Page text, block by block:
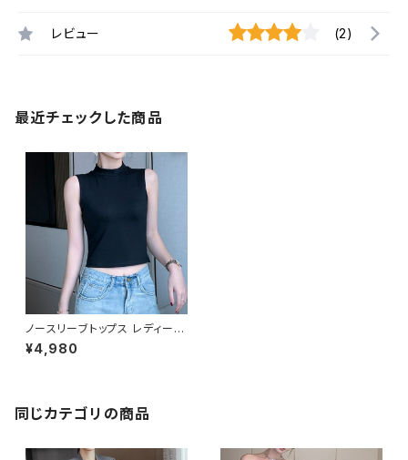
レビュー (2)
最近チェックした商品
ノースリーブトップス レディース
春夏 秋冬 春 夏 秋 冬 黒 白 トッ
プス ショート丈トップス クロップ
プル グリーン ブラック 上品 S
M L XL 2XL 10代 20代 30代
¥4,980
同じカテゴリの商品